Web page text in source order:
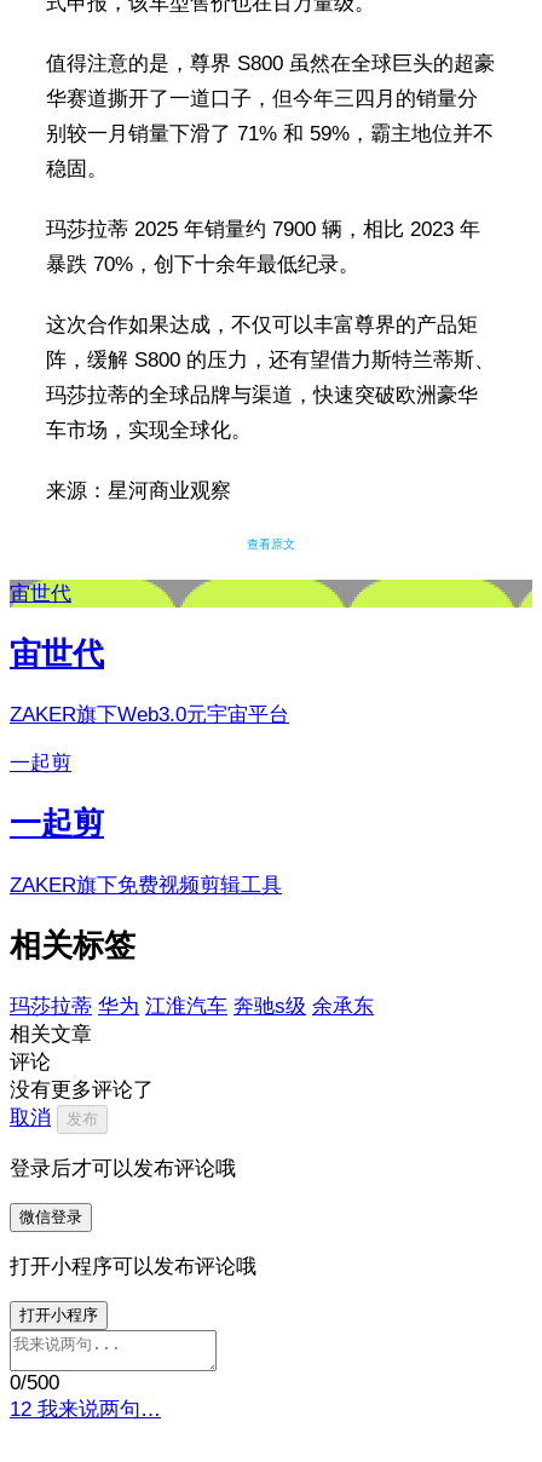
值得注意的是，尊界 S800 虽然在全球巨头的超豪
华赛道撕开了一道口子，但今年三四月的销量分
别较一月销量下滑了 71% 和 59%，霸主地位并不
稳固。
玛莎拉蒂 2025 年销量约 7900 辆，相比 2023 年
暴跌 70%，创下十余年最低纪录。
这次合作如果达成，不仅可以丰富尊界的产品矩
阵，缓解 S800 的压力，还有望借力斯特兰蒂斯、
玛莎拉蒂的全球品牌与渠道，快速突破欧洲豪华
车市场，实现全球化。
来源：星河商业观察
查看原文
宙世代
宙世代
ZAKER旗下Web3.0元宇宙平台
一起剪
一起剪
ZAKER旗下免费视频剪辑工具
相关标签
玛莎拉蒂 华为 江淮汽车 奔驰s级 余承东
相关文章
评论
没有更多评论了
取消
发布
登录后才可以发布评论哦
微信登录
打开小程序可以发布评论哦
打开小程序
0/500
12 我来说两句…